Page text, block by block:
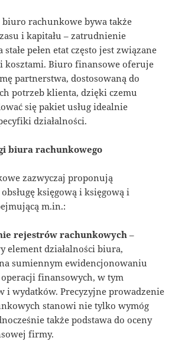
rachunkowe bywa także
i kapitału – zatrudnienie
stałe pełen etat często jest związane
kosztami. Biuro finansowe oferuje
partnerstwa, dostosowaną do
potrzeb klienta, dzięki czemu
się pakiet usług idealnie
działalności.
biura rachunkowego
zazwyczaj proponują
księgową i księgową i
m.in.:
rejestrów rachunkowych–
element działalności biura,
sumiennym ewidencjonowaniu
finansowych, w tym
i wydatków. Precyzyjne prowadzenie
stanowi nie tylko wymóg
także podstawa do oceny
firmy.